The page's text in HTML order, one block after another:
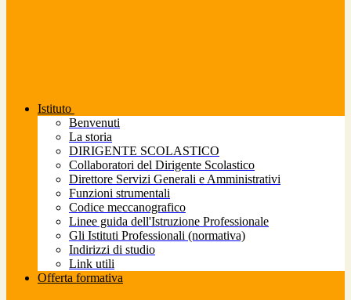
Istituto
Benvenuti
La storia
DIRIGENTE SCOLASTICO
Collaboratori del Dirigente Scolastico
Direttore Servizi Generali e Amministrativi
Funzioni strumentali
Codice meccanografico
Linee guida dell'Istruzione Professionale
Gli Istituti Professionali (normativa)
Indirizzi di studio
Link utili
Offerta formativa